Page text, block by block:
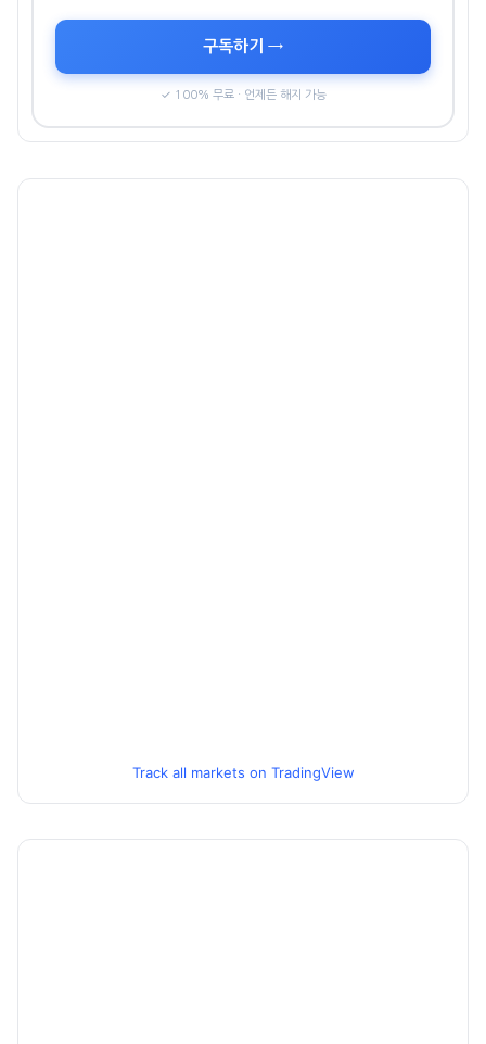
구독하기 →
✓ 100% 무료 · 언제든 해지 가능
Track all markets on TradingView